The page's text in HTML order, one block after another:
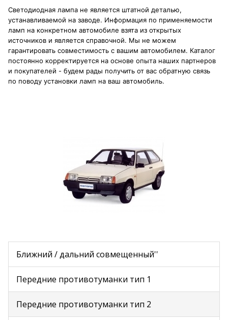
Светодиодная лампа не является штатной деталью,
устанавливаемой на заводе. Информация по применяемости
ламп на конкретном автомобиле взята из открытых
источников и является справочной. Мы не можем
гарантировать совместимость с вашим автомобилем. Каталог
постоянно корректируется на основе опыта наших партнеров
и покупателей - будем рады получить от вас обратную связь
по поводу установки ламп на ваш автомобиль.
Ближний / дальний совмещенный''
Передние противотуманки тип 1
Передние противотуманки тип 2